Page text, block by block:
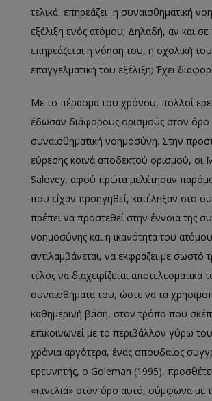
τελικά επηρεάζει η συναισθηματική
εξέλιξη ενός ατόμου; Δηλαδή, αν και
επηρεάζεται η νόηση του, η σχολική
επαγγελματική του εξέλιξη; Έχει
Με το πέρασμα του χρόνου, πολλοί
έδωσαν διάφορους ορισμούς στον όρο
συναισθηματική νοημοσύνη. Στην
εύρεσης κοινά αποδεκτού ορισμού, οι
Salovey, αφού πρώτα μελέτησαν
που είχαν προηγηθεί, κατέληξαν στο
πρέπει να προστεθεί στην έννοια της
νοημοσύνης και η ικανότητα του
αντιλαμβάνεται, να εκφράζει με σωστό
τέλος να διαχειρίζεται αποτελεσματικά
συναισθήματα του, ώστε να τα
καθημερινή βάση, στον τρόπο που
επικοινωνεί με το περιβάλλον γύρω
χρόνια αργότερα, ένας σπουδαίος
ερευνητής, ο Goleman (1995),
«πινελιά» στον όρο αυτό, σύμφωνα με